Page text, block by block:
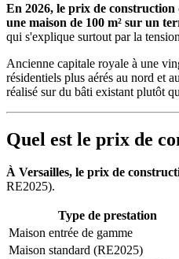
En 2026, le prix de construction
une maison de 100 m² sur un
qui s'explique surtout par la
Ancienne capitale royale à une
résidentiels plus aérés au nord et
réalisé sur du bâti existant plutôt
Quel est le prix de
À Versailles, le prix de
RE2025).
Type de prestation
Maison entrée de gamme
Maison standard (RE2025)